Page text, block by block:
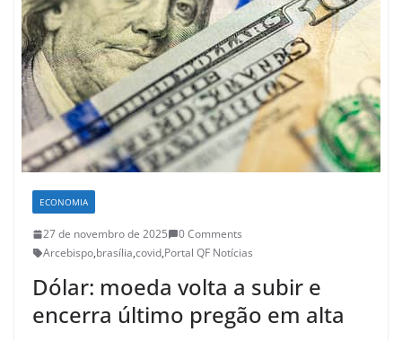
ECONOMIA
27 de novembro de 2025
0 Comments
Arcebispo,brasília,covid,Portal QF Notícias
Dólar: moeda volta a subir e
encerra último pregão em alta